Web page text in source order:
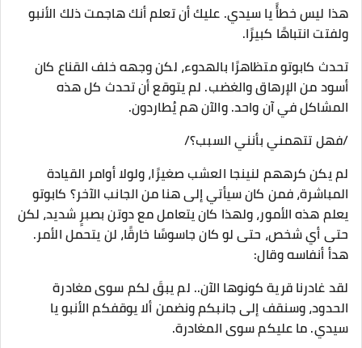
هذا ليس خطأً يا سيدي. عليك أن تعلم أنك هاجمت ذلك الأنبو
ولفتت انتباهًا كبيرًا.
تحدث كابوتو متظاهرًا بالهدوء، لكن وجهه خلف القناع كان
أسود من الإرهاق والغضب. لم يتوقع أن تحدث كل هذه
المشاكل في آن واحد. والآن هم يُطاردون.
/فهل تتهمني بأنني السبب؟/
لم يكن كرههم لنينجا العشب صغيرًا، ولولا أوامر القيادة
المباشرة، فمن كان سيأتي إلى هنا من الجانب الآخر؟ كابوتو
يعلم هذه الأمور، ولهذا كان يتعامل مع دوتن بصبرٍ شديد، لكن
حتى أي شخص، حتى لو كان جاسوسًا خارقًا، لن يتحمل الأمر.
هدأ أنفاسه وقال:
لقد غادرنا قرية كونوها الآن.. لم يبقَ لكم سوى مغادرة
الحدود، وسنقف إلى جانبكم ونضمن ألا يوقفكم الأنبو يا
سيدي. ما عليكم سوى المغادرة.